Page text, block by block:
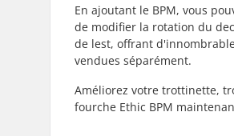
En ajoutant le BPM, vous
de modifier la rotation du
de lest, offrant
vendues séparément.
Améliorez votre trottinette,
fourche Ethic BPM